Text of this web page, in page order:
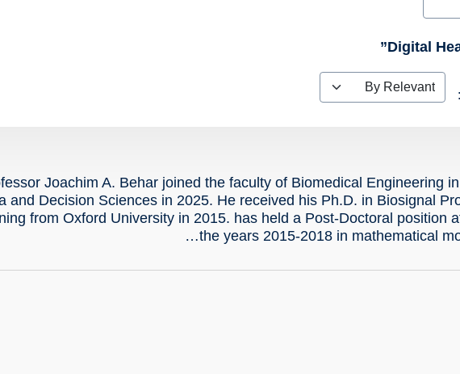
Joachim A. Behar joined the faculty of Biomedical Engineering
and Decision Sciences in 2025. He received his Ph.D. in Biosignal
from Oxford University in 2015. has held a Post-Doctoral position
the years 2015-2018 in mathematical